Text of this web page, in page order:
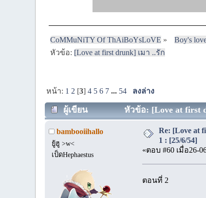
CoMMuNiTY Of ThAiBoYsLoVE » Boy's
หัวข้อ: [Love at first drunk] เมา ..รัก
หน้า: 1 2 [3]4 5 6 7 ... 54 ลงล่าง
ผู้เขียน หัวข้อ: [Love at first
bambooiihallo
ยู้ฮู >w<
เป็ดHephaestus
Re: [Love at
1 : [25/6/54]
«ตอบ #60 เมื่อ26-
ตอนที่ 2